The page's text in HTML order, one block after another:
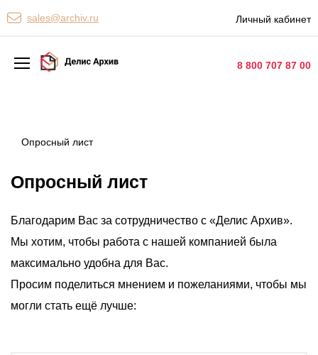
sales@archiv.ru Личный кабинет
8 800 707 87 00
Персональные сервисы
Хранение документов
Сканирование документов
Цифровые услуги
Документооборот
Опросный лист
Опросный лист
Благодарим Вас за сотрудничество с «Делис Архив».
Мы хотим, чтобы работа с нашей компанией была
максимально удобна для Вас.
Просим поделиться мнением и пожеланиями, чтобы мы
могли стать ещё лучше: